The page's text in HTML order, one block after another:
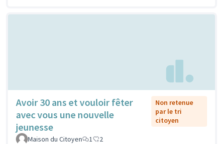
Avoir 30 ans et vouloir fêter
avec vous une nouvelle
jeunesse
Non retenue
par le tri
citoyen
Maison du Citoyen 1 2